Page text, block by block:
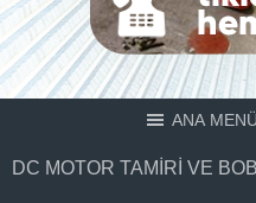
ANA
DC MOTOR TAMIRI VE